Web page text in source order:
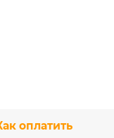
оплатить